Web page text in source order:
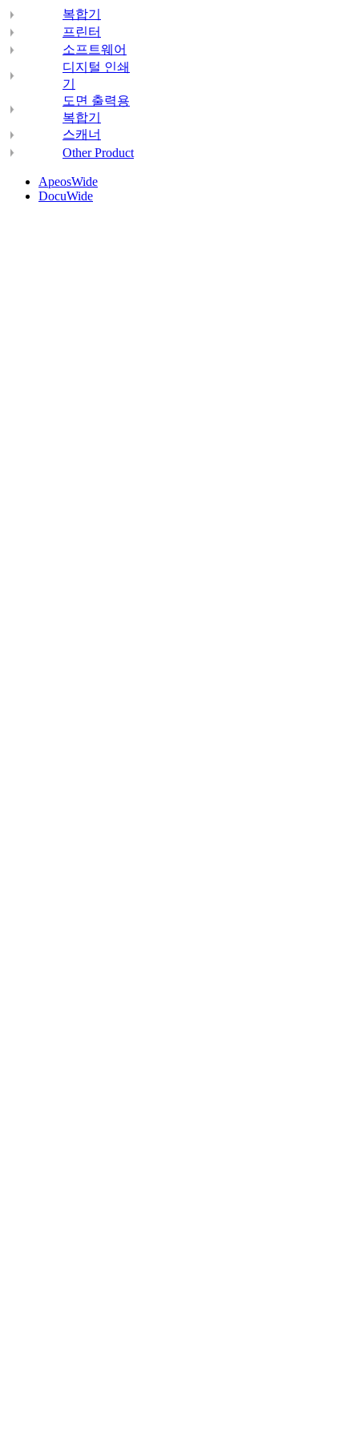
복합기
프린터
소프트웨어
디지털 인쇄
기
도면 출력용
복합기
스캐너
Other Product
ApeosWide
DocuWide